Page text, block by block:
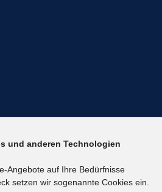
und anderen Technologien
Angebote auf Ihre Bedürfnisse
setzen wir sogenannte Cookies ein.